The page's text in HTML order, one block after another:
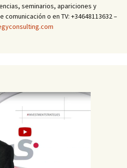
seminarios, apariciones y
o en TV: +34648113632 –